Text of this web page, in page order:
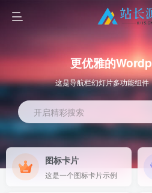
更优雅的
这是导航栏幻灯片多功能组
开启精彩搜索
图标卡片
这是一个图标卡片示例